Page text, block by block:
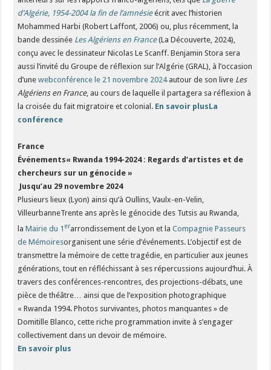
d’Algérie, 1954-2004 la fin de l’amnésieécrit avec l’historien
Mohammed Harbi (Robert Laffont, 2006) ou, plus récemment, la
bande dessinée Les Algériens en France(La Découverte, 2024),
conçu avec le dessinateur Nicolas Le Scanff. Benjamin Stora sera
aussi l’invité du Groupe de réflexion sur l’Algérie (GRAL), à l’occasion
d’unewebconférence le 21 novembre 2024autour de son livre Les
Algériens en France, au cours de laquelle il partagera sa réflexion à
la croisée du fait migratoire et colonial. En savoir plusLa
conférence
France
Événements« Rwanda 1994-2024 : Regards d’artistes et de
chercheurs sur un génocide »
Jusqu’au 29 novembre 2024
Plusieurs lieux (Lyon) ainsi qu’à Oullins, Vaulx-en-Velin,
VilleurbanneTrente ans après le génocide des Tutsis au Rwanda,
laMairie du 1 erarrondissement de Lyon et laCompagnie Passeurs
de Mémoiresorganisent une série d’événements. L’objectif est de
transmettre la mémoire de cette tragédie, en particulier aux jeunes
générations, tout en réfléchissant à ses répercussions aujourd’hui. À
travers des conférences-rencontres, des projections-débats, une
pièce de théâtre… ainsi que de l’exposition photographique
« Rwanda 1994. Photos survivantes, photos manquantes » de
Domitille Blanco, cette riche programmation invite à s’engager
collectivement dans un devoir de mémoire.
En savoir plus